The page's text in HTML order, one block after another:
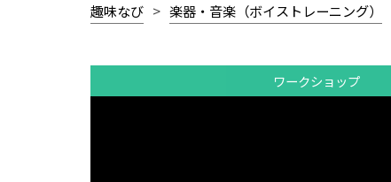
趣味なび 楽器・音楽（ボイストレーニング）
ワークショップ